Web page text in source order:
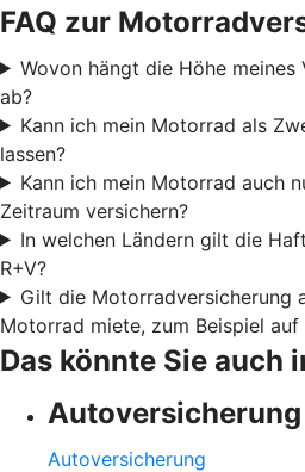
FAQ zur
Wovon hängt die Höhe meines
ab?
Kann ich mein Motorrad als
lassen?
Kann ich mein Motorrad auch
Zeitraum versichern?
In welchen Ländern gilt die
R+V?
Gilt die Motorradversicherung
Motorrad miete, zum Beispiel auf
Das könnte Sie auch
Autoversicherung
Autoversicherung